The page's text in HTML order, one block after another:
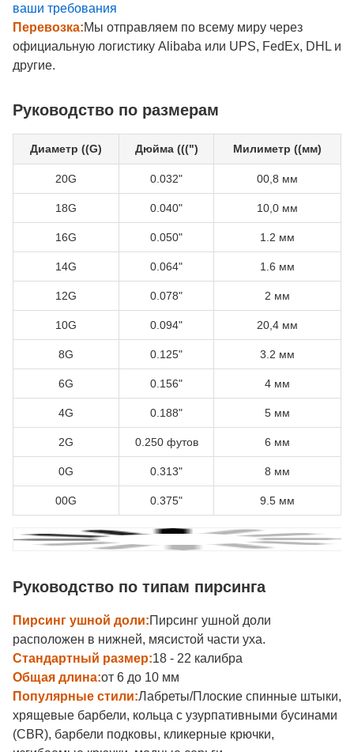
ваши требования
Перевозка:Мы отправляем по всему миру через
официальную логистику Alibaba или UPS, FedEx, DHL и
другие.
Руководство по размерам
Диаметр ((G) Дюйма (((") Милиметр ((мм)
20G 0.032" 00,8 мм
18G 0.040" 10,0 мм
16G 0.050" 1.2 мм
14G 0.064" 1.6 мм
12G 0.078" 2 мм
10G 0.094" 20,4 мм
8G 0.125" 3.2 мм
6G 0.156" 4 мм
4G 0.188" 5 мм
2G 0.250 футов 6 мм
0G 0.313" 8 мм
00G 0.375" 9.5 мм
Руководство по типам пирсинга
Пирсинг ушной доли:Пирсинг ушной доли
расположен в нижней, мясистой части уха.
Стандартный размер:18 - 22 калибра
Общая длина:от 6 до 10 мм
Популярные стили:Лабреты/Плоские спинные штыки,
хрящевые барбели, кольца с узурпативными бусинами
(CBR), барбели подковы, кликерные крючки,